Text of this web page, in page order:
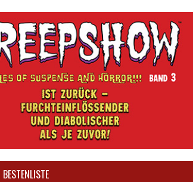
BESTENLISTE